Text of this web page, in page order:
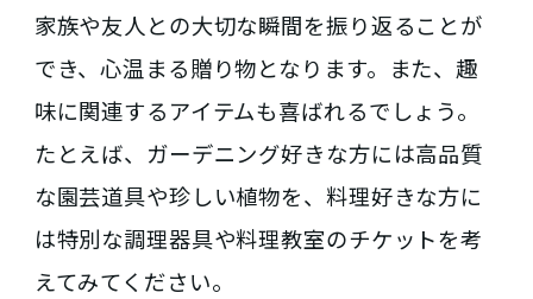
家族や友人との大切な瞬間を振り返ることが
でき、心温まる贈り物となります。また、趣
味に関連するアイテムも喜ばれるでしょう。
たとえば、ガーデニング好きな方には高品質
な園芸道具や珍しい植物を、料理好きな方に
は特別な調理器具や料理教室のチケットを考
えてみてください。